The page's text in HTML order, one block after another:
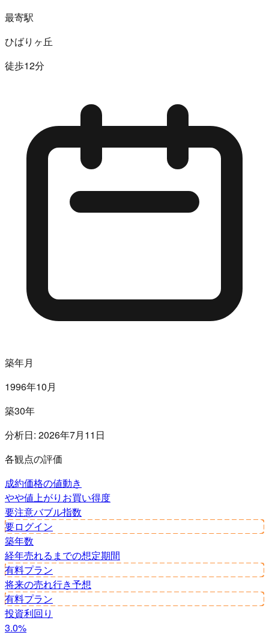
最寄駅
ひばりヶ丘
徒歩12分
築年月
1996年10月
築30年
分析日: 2026年7月11日
各観点の評価
成約価格の値動き
やや値上がり お買い得度
要注意バブル指数
要ログイン
築年数
経年売れるまでの想定期間
有料プラン
将来の売れ行き予想
有料プラン
投資利回り
3.0%